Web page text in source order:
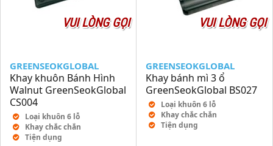
VUI LÒNG GỌI
GREENSEOKGLOBAL
Khay khuôn Bánh Hình
Walnut GreenSeokGlobal
CS004
Loại khuôn 6 lỗ
Khay chắc chắn
Tiện dụng
VUI LÒNG GỌI
GREENSEOKGLOBAL
Khay bánh mì 3 ổ
GreenSeokGlobal BS027
Loại khuôn 6 lỗ
Khay chắc chắn
Tiện dụng